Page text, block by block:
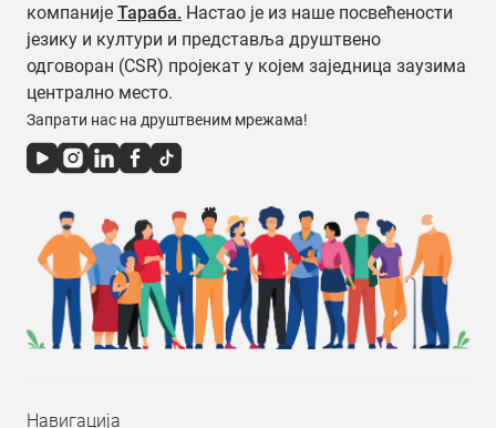
компаније Тараба. Настао је из наше посвећености
језику и култури и представља друштвено
одговоран (CSR) пројекат у којем заједница заузима
централно место.
Запрати нас на друштвеним мрежама!
Навигација